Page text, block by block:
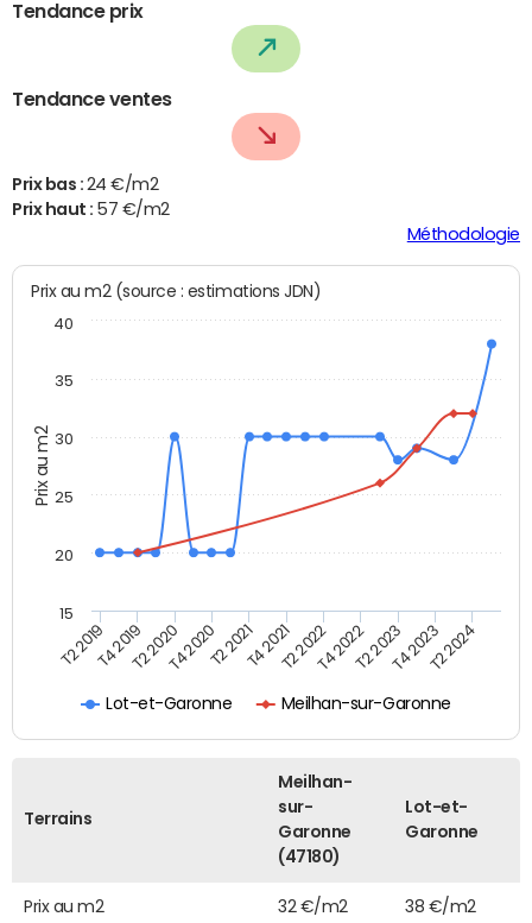
Tendance prix
Tendance ventes
Prix bas : 24 €/m2
Prix haut : 57 €/m2
Méthodologie
Prix au m2
Prix au m2 (source : estimations JDN)
Lot-et-Garonne Meilhan-sur-Garonne
T2 2019T4 2019T2 2020T4 2020T2 2021T4 2021T2 2022T4 2022T2 2023T4 2023T2 2024
15
20
25
30
35
40
Terrains
Meilhan-
sur-
Garonne
(47180)
Lot-et-
Garonne
Prix au m2 32 €/m2 38 €/m2